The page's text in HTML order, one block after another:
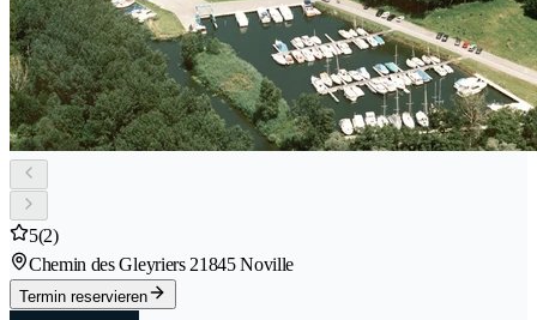
5(2)
Chemin des Gleyriers 21845 Noville
Termin reservieren